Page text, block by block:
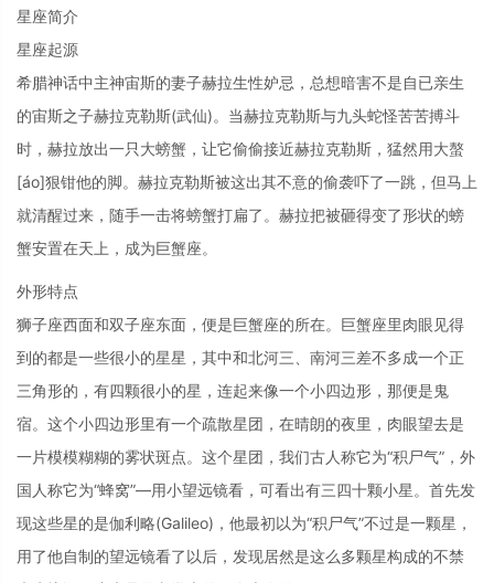
星座简介
星座起源
希腊神话中主神宙斯的妻子赫拉生性妒忌，总想暗害不是自已亲生
的宙斯之子赫拉克勒斯(武仙)。当赫拉克勒斯与九头蛇怪苦苦搏斗
时，赫拉放出一只大螃蟹，让它偷偷接近赫拉克勒斯，猛然用大螯
[áo]狠钳他的脚。赫拉克勒斯被这出其不意的偷袭吓了一跳，但马上
就清醒过来，随手一击将螃蟹打扁了。赫拉把被砸得变了形状的螃
蟹安置在天上，成为巨蟹座。
外形特点
狮子座西面和双子座东面，便是巨蟹座的所在。巨蟹座里肉眼见得
到的都是一些很小的星星，其中和北河三、南河三差不多成一个正
三角形的，有四颗很小的星，连起来像一个小四边形，那便是鬼
宿。这个小四边形里有一个疏散星团，在晴朗的夜里，肉眼望去是
一片模模糊糊的雾状斑点。这个星团，我们古人称它为“积尸气”，外
国人称它为“蜂窝”—用小望远镜看，可看出有三四十颗小星。首先发
现这些星的是伽利略(Galileo)，他最初以为“积尸气”不过是一颗星，
用了他自制的望远镜看了以后，发现居然是这么多颗星构成的不禁